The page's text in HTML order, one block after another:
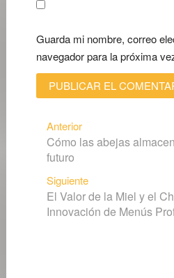
Guarda mi nombre, correo
navegador para la próxima
Navegación
de
entradas
AnteriorEntrada
anterior:
Cómo las abejas
futuro
SiguienteSiguiente
entrada:
El Valor de la Miel y el
Innovación de Menús